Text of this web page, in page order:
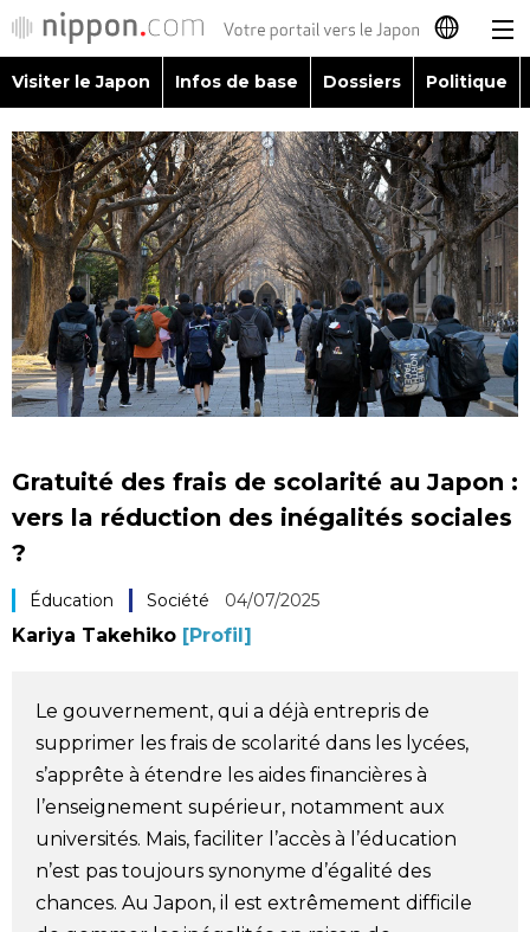
日本語
English
简体字
繁體字
Español
العربية
Visiter le Japon
Infos de base
Dossiers
Économie
Culture
Gastronomie
Le japonais
En plus
Données official SNS
Visiter le Japon Infos de base Dossiers Politique
Gratuité des frais de scolarité au Japon :
vers la réduction des inégalités sociales
?
Éducation Société 04/07/2025
Kariya Takehiko [Profil]
Le gouvernement, qui a déjà entrepris de
supprimer les frais de scolarité dans les lycées,
s’apprête à étendre les aides financières à
l’enseignement supérieur, notamment aux
universités. Mais, faciliter l’accès à l’éducation
n’est pas toujours synonyme d’égalité des
chances. Au Japon, il est extrêmement difficile